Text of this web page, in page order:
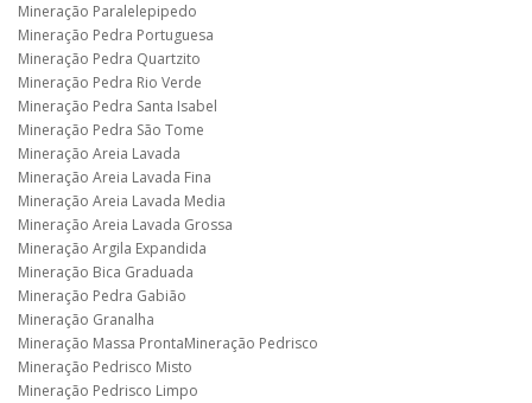
Mineração Paralelepipedo
Mineração Pedra Portuguesa
Mineração Pedra Quartzito
Mineração Pedra Rio Verde
Mineração Pedra Santa Isabel
Mineração Pedra São Tome
Mineração Areia Lavada
Mineração Areia Lavada Fina
Mineração Areia Lavada Media
Mineração Areia Lavada Grossa
Mineração Argila Expandida
Mineração Bica Graduada
Mineração Pedra Gabião
Mineração Granalha
Mineração Massa ProntaMineração Pedrisco
Mineração Pedrisco Misto
Mineração Pedrisco Limpo